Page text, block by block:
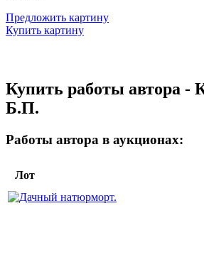
Предложить картину
Купить картину
Купить работы автора -
Б.П.
Работы автора в аукционах:
Лот